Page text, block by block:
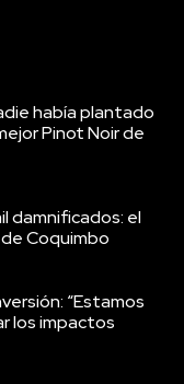
había plantado
Pinot Noir de
damnificados: el
Coquimbo
“Estamos
los impactos